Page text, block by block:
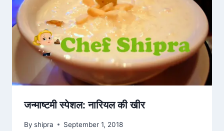
जन्माष्टमी स्पेशल: नारियल की खीर
By shipra September 1, 2018